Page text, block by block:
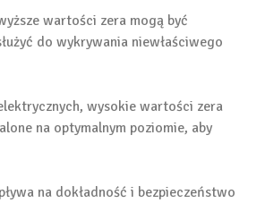
wartości zera mogą być
do wykrywania niewłaściwego
wysokie wartości zera
na optymalnym poziomie, aby
na dokładność i bezpieczeństwo